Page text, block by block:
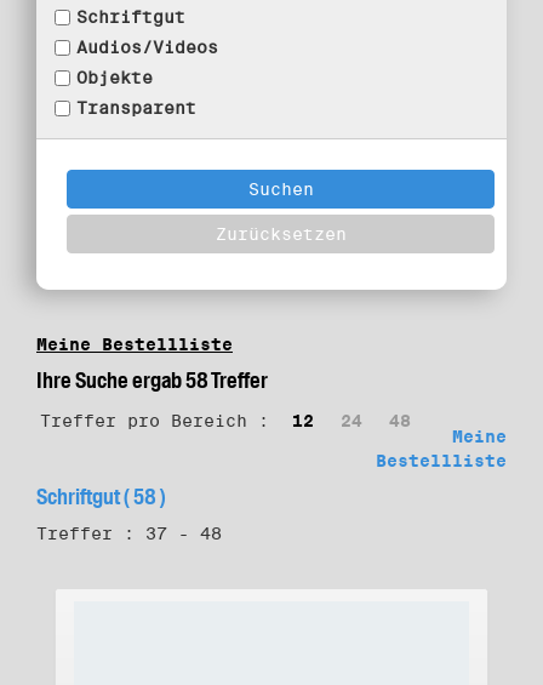
Schriftgut
Audios/Videos
Objekte
Transparent
Meine Bestellliste
Ihre Suche ergab 58 Treffer
Treffer pro Bereich : 12 24
48
Meine
Bestellliste
Schriftgut ( 58 )
Treffer : 37 - 48